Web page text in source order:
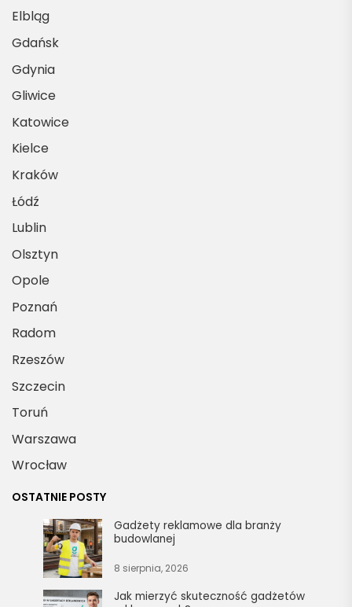
Elbląg
Gdańsk
Gdynia
Gliwice
Katowice
Kielce
Kraków
Łódź
Lublin
Olsztyn
Opole
Poznań
Radom
Rzeszów
Szczecin
Toruń
Warszawa
Wrocław
OSTATNIE POSTY
Gadżety reklamowe dla branży
budowlanej
8 sierpnia, 2026
Jak mierzyć skuteczność gadżetów